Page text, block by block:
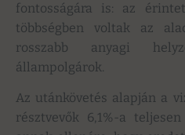
fontosságára is: az
többségben voltak az
rosszabb anyagi
állampolgárok.
Az utánkövetés alapján a
résztvevők 6,1%-a